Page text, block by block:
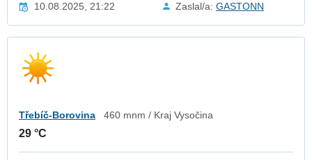
10.08.2025, 21:22 Zaslal/a: GASTONN
Třebíč-Borovina 460 mnm / Kraj Vysočina
29 °C